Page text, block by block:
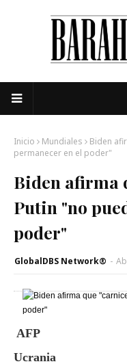
Inicio Mundiales
Biden
permanecer en el poder"
Biden afirma
Putin "no
poder"
GlobalDBS Network® -
AFP
Ucrania